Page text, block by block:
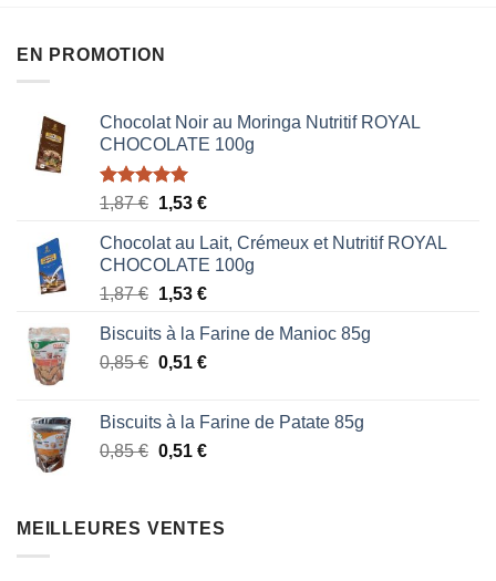
EN PROMOTION
Chocolat Noir au Moringa Nutritif ROYAL
CHOCOLATE 100g
Note5.00
1,87€ Le
initial
était :
1,87 €.
1,53 €Le
actuel
est :
1,53 €.
Chocolat au Lait, Crémeux et Nutritif ROYAL
CHOCOLATE 100g
1,87€ Le
initial
était :
1,53 €Le
actuel
est :
Biscuits à la Farine de Manioc 85g
0,85€ Le
était :
0,85 €.
0,51 €Le
est :
0,51 €.
Biscuits à la Farine de Patate 85g
0,85€ Le
était :
0,51 €Le
est :
MEILLEURES VENTES